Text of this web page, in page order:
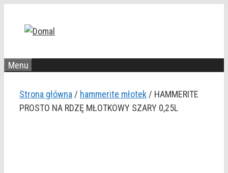
Menu
Strona główna / hammerite młotek / HAMMERITE
PROSTO NA RDZĘ MŁOTKOWY SZARY 0,25L